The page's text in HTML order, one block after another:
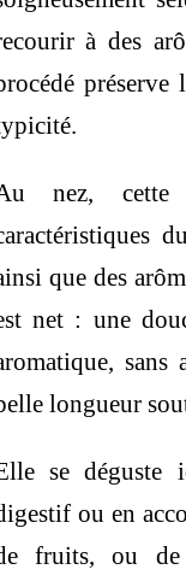
à des
préserve
nez, cette
que des
net : une
longueur
se déguste
ou en
fruits, ou de